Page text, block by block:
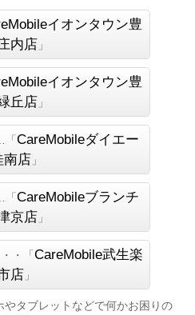
イオンタウン豊
内店 」
イオンタウン豊
丘店 」
CareMobileダイエー
南店 」
CareMobileブランチ
京店 」
・「 CareMobile武生楽
店 」
タブレットなどで何かお困りの